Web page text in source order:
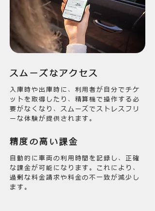
スムーズなアクセス
入庫時や出庫時に、利用者が自分でチケ
ットを取得したり、精算機で操作する必
要がなくなり、スムーズでストレスフリ
ーな体験が提供されます。
精度の高い課金
自動的に車両の利用時間を記録し、正確
な課金が可能になります。これにより、
過剰な料金請求や料金の不一致が減少し
ます。